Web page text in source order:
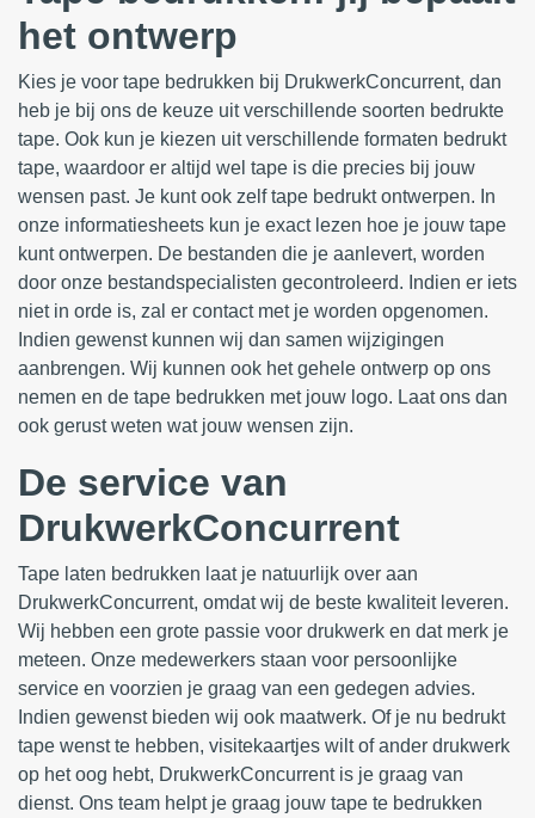
het ontwerp
Kies je voor tape bedrukken bij DrukwerkConcurrent, dan
heb je bij ons de keuze uit verschillende soorten bedrukte
tape. Ook kun je kiezen uit verschillende formaten bedrukt
tape, waardoor er altijd wel tape is die precies bij jouw
wensen past. Je kunt ook zelf tape bedrukt ontwerpen. In
onze informatiesheets kun je exact lezen hoe je jouw tape
kunt ontwerpen. De bestanden die je aanlevert, worden
door onze bestandspecialisten gecontroleerd. Indien er iets
niet in orde is, zal er contact met je worden opgenomen.
Indien gewenst kunnen wij dan samen wijzigingen
aanbrengen. Wij kunnen ook het gehele ontwerp op ons
nemen en de tape bedrukken met jouw logo. Laat ons dan
ook gerust weten wat jouw wensen zijn.
De service van
DrukwerkConcurrent
Tape laten bedrukken laat je natuurlijk over aan
DrukwerkConcurrent, omdat wij de beste kwaliteit leveren.
Wij hebben een grote passie voor drukwerk en dat merk je
meteen. Onze medewerkers staan voor persoonlijke
service en voorzien je graag van een gedegen advies.
Indien gewenst bieden wij ook maatwerk. Of je nu bedrukt
tape wenst te hebben, visitekaartjes wilt of ander drukwerk
op het oog hebt, DrukwerkConcurrent is je graag van
dienst. Ons team helpt je graag jouw tape te bedrukken